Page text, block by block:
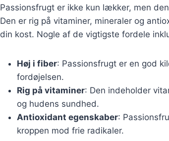
Passionsfrugt er ikke kun lækker, men
Den er rig på vitaminer, mineraler og
din kost. Nogle af de vigtigste fordele
Høj i fiber: Passionsfrugt er en god
fordøjelsen.
Rig på vitaminer: Den indeholder
og hudens sundhed.
Antioxidant egenskaber:
kroppen mod frie radikaler.